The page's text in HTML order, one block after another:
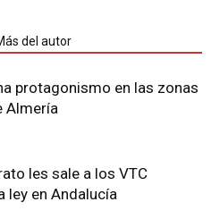
del autor
protagonismo en las zonas
Almería
les sale a los VTC
ley en Andalucía